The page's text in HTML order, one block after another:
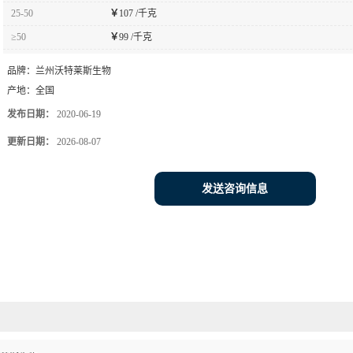
25-50 ￥ 107 /千克
≥50 ￥99 /千克
品牌： 兰州沃特莱斯生物
产地： 全国
发布日期： 2020-06-19
更新日期： 2026-08-07
发送咨询信息